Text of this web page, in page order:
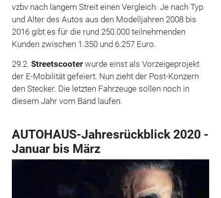
vzbv nach langem Streit einen Vergleich. Je nach Typ
und Alter des Autos aus den Modelljahren 2008 bis
2016 gibt es für die rund 250.000 teilnehmenden
Kunden zwischen 1.350 und 6.257 Euro.
29.2. Streetscooterwurde einst als Vorzeigeprojekt
der E-Mobilität gefeiert. Nun zieht der Post-Konzern
den Stecker. Die letzten Fahrzeuge sollen noch in
diesem Jahr vom Band laufen.
AUTOHAUS-Jahresrückblick 2020 -
Januar bis März